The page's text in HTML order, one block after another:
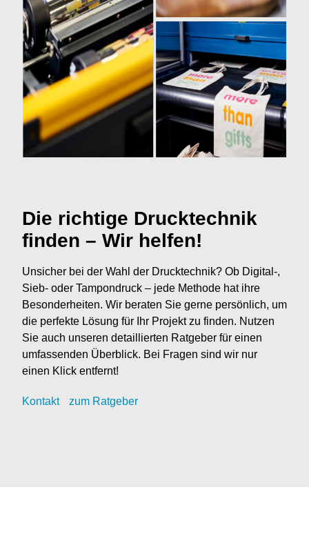
Die richtige Drucktechnik
finden – Wir helfen!
Unsicher bei der Wahl der Drucktechnik? Ob Digital-,
Sieb- oder Tampondruck – jede Methode hat ihre
Besonderheiten. Wir beraten Sie gerne persönlich, um
die perfekte Lösung für Ihr Projekt zu finden. Nutzen
Sie auch unseren detaillierten Ratgeber für einen
umfassenden Überblick. Bei Fragen sind wir nur
einen Klick entfernt!
Kontakt zum Ratgeber